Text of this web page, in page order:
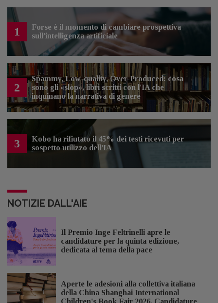
1
Forse è il momento di cambiare prospettiva
sull’intelligenza artificiale
2
Spammy, Low-quality, Over-Produced: cosa
sono gli «slop», libri scritti con l'IA che
inquinano la narrativa di genere
3
Kobo ha rifiutato il 45% dei testi ricevuti per
sospetto utilizzo dell’IA
NOTIZIE DALL'AIE
Il Premio Inge Feltrinelli apre le
candidature per la quinta edizione,
dedicata al tema della pace
Aperte le adesioni alla collettiva italiana
della China Shanghai International
Children's Book Fair 2026. Candidature